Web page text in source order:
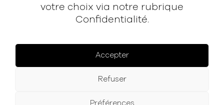
votre choix via notre rubrique
Confidentialité.
Accepter
Refuser
Préférences
À propos
Mentions légales